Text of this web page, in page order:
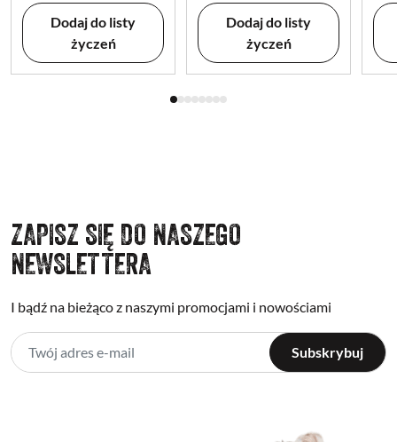
Dodaj do listy
życzeń
Dodaj do listy
życzeń
ZAPISZ SIĘ DO NASZEGO
NEWSLETTERA
I bądź na bieżąco z naszymi promocjami i nowościami